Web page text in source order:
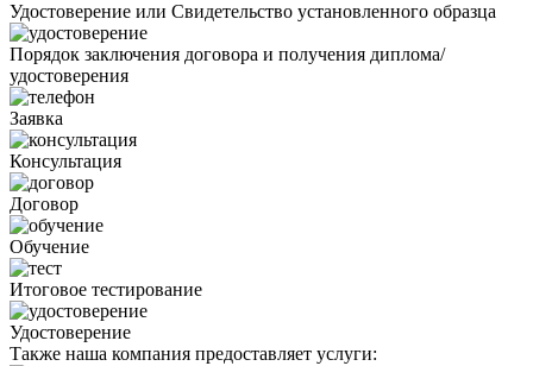
Удостоверение или Свидетельство установленного образца
Порядок заключения договора и получения диплома/
удостоверения
Заявка
Консультация
Договор
Обучение
Итоговое тестирование
Удостоверение
Также наша компания предоставляет услуги: